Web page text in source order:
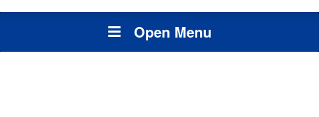
Open Menu